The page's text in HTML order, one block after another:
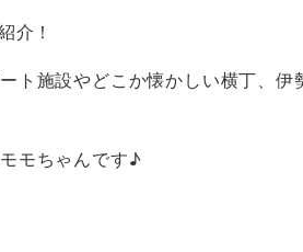
介！
ト施設やどこか懐かしい横丁、
モちゃんです♪